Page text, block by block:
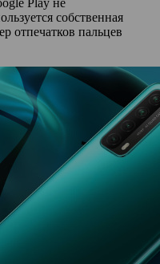
Play не
собственная
отпечатков пальцев